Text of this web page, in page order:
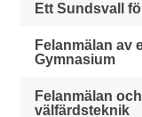
Ett Sundsvall
Felanmälan av
Gymnasium
Felanmälan
välfärdsteknik